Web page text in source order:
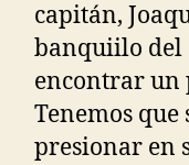
capitán,
banquiilo del
encontrar un
Tenemos
presionar en